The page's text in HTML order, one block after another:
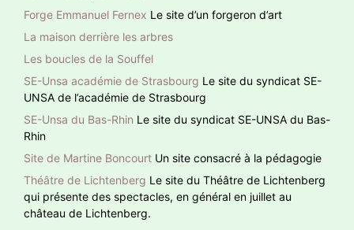
Forge Emmanuel Fernex Le site d’un forgeron d’art
La maison derrière les arbres
Les boucles de la Souffel
SE-Unsa académie de Strasbourg Le site du syndicat SE-
UNSA de l’académie de Strasbourg
SE-Unsa du Bas-Rhin Le site du syndicat SE-UNSA du Bas-
Rhin
Site de Martine Boncourt Un site consacré à la pédagogie
Théâtre de Lichtenberg Le site du Théâtre de Lichtenberg
qui présente des spectacles, en général en juillet au
château de Lichtenberg.